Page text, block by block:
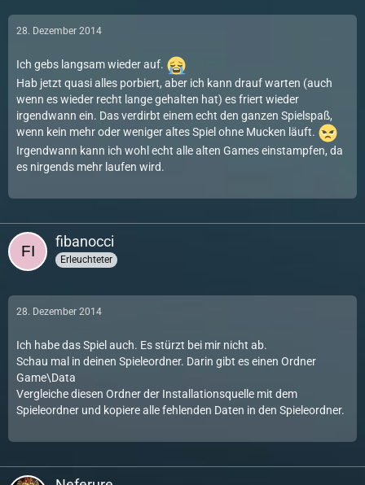
28. Dezember 2014
Ich gebs langsam wieder auf.
Hab jetzt quasi alles porbiert, aber ich kann drauf warten (auch
wenn es wieder recht lange gehalten hat) es friert wieder
irgendwann ein. Das verdirbt einem echt den ganzen Spielspaß,
wenn kein mehr oder weniger altes Spiel ohne Mucken läuft.
Irgendwann kann ich wohl echt alle alten Games einstampfen, da
es nirgends mehr laufen wird.
fibanocci
Erleuchteter
28. Dezember 2014
Ich habe das Spiel auch. Es stürzt bei mir nicht ab.
Schau mal in deinen Spieleordner. Darin gibt es einen Ordner
Game\Data
Vergleiche diesen Ordner der Installationsquelle mit dem
Spieleordner und kopiere alle fehlenden Daten in den Spieleordner.